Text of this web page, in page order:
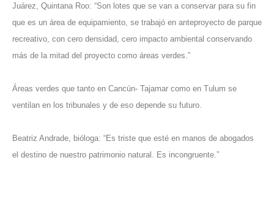
Juárez, Quintana Roo: “Son lotes que se van a conservar para su fin
que es un área de equipamiento, se trabajó en anteproyecto de parque
recreativo, con cero densidad, cero impacto ambiental conservando
más de la mitad del proyecto como áreas verdes.”
Áreas verdes que tanto en Cancún- Tajamar como en Tulum se
ventilan en los tribunales y de eso depende su futuro.
Beatriz Andrade, bióloga: “Es triste que esté en manos de abogados
el destino de nuestro patrimonio natural. Es incongruente.”